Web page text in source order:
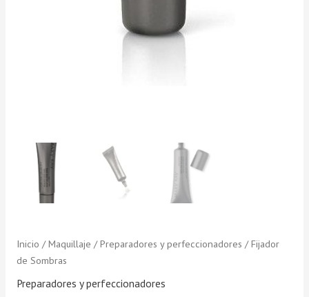
Inicio /Maquillaje /Preparadores y perfeccionadores / Fijador
de Sombras
Preparadores y perfeccionadores